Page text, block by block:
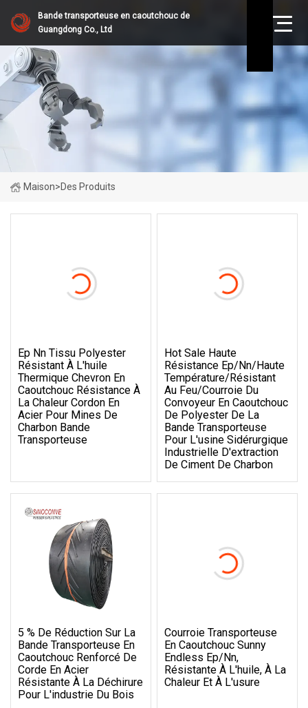
Bande transporteuse en caoutchouc de
Guangdong Co., Ltd
Maison>Des Produits
Ep Nn Tissu Polyester
Résistant À L'huile
Thermique Chevron En
Caoutchouc Résistance À
La Chaleur Cordon En
Acier Pour Mines De
Charbon Bande
Transporteuse
Hot Sale Haute
Résistance Ep/Nn/haute
Température/résistant
Au Feu/courroie Du
Convoyeur En Caoutchouc
De Polyester De La
Bande Transporteuse
Pour L'usine Sidérurgique
Industrielle D'extraction
De Ciment De Charbon
5 % De Réduction Sur La
Bande Transporteuse En
Caoutchouc Renforcé De
Corde En Acier
Résistante À La Déchirure
Pour L'industrie Du Bois
Courroie Transporteuse
En Caoutchouc Sunny
Endless Ep/Nn,
Résistante À L'huile, À La
Chaleur Et À L'usure